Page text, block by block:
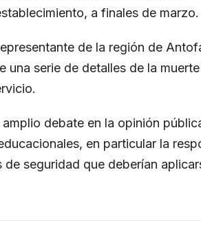
a finales de marzo.
de la región de
serie de detalles de la
debate en la opinión
en particular la
seguridad que deberían